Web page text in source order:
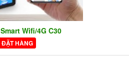
Wifi/4G C30
ĐẶT HÀNG